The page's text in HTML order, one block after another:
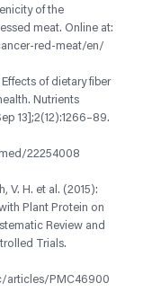
of the
meat. Online at:
red-meat/en/
of dietary fiber
Nutrients
13];2(12):1266–89.
22254008
V. H. et al. (2015):
Plant Protein on
Review and
Trials.
articles/PMC46900